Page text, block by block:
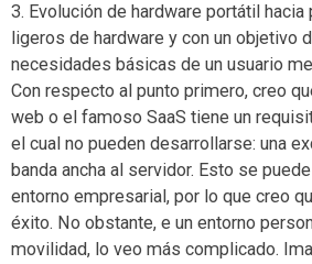
3. Evolución de hardware portátil
ligeros de hardware y con un objetivo
necesidades básicas de un usuario
Con respecto al punto primero, creo
web o el famoso SaaS tiene un
el cual no pueden desarrollarse: una
banda ancha al servidor. Esto se
entorno empresarial, por lo que creo
éxito. No obstante, e un entorno
movilidad, lo veo más complicado.